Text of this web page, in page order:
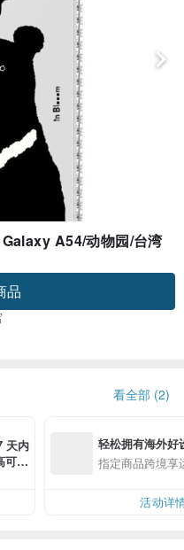
A54/动物园/台湾
品
看全部 (2)
天内
可折
轻松拥有海外好
指定商品跨境享
活动详